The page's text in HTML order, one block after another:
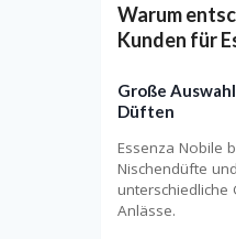
Warum
Kunden für
Große
Düften
Essenza Nobile
Nischendüfte
unterschiedliche
Anlässe.